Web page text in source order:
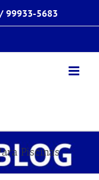
99933-5683
Piscinas